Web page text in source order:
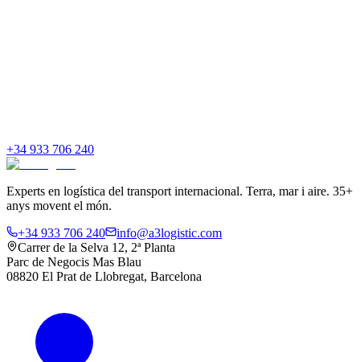
+34 933 706 240
Experts en logística del transport internacional. Terra, mar i aire. 35+
anys movent el món.
+34 933 706 240
info@a3logistic.com
Carrer de la Selva 12, 2ª Planta
Parc de Negocis Mas Blau
08820 El Prat de Llobregat, Barcelona